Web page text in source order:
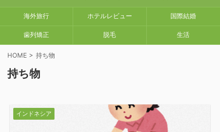
海外旅行 ホテルレビュー 国際結婚
歯列矯正 脱毛 生活
HOME > 持ち物
持ち物
インドネシア